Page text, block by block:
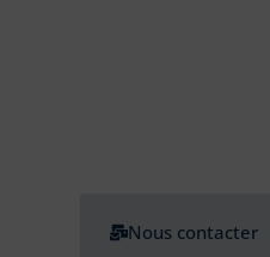
Nous contacter